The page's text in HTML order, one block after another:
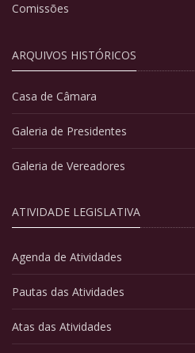
Comissões
ARQUIVOS HISTÓRICOS
Casa de Câmara
Galeria de Presidentes
Galeria de Vereadores
ATIVIDADE LEGISLATIVA
Agenda de Atividades
Pautas das Atividades
Atas das Atividades